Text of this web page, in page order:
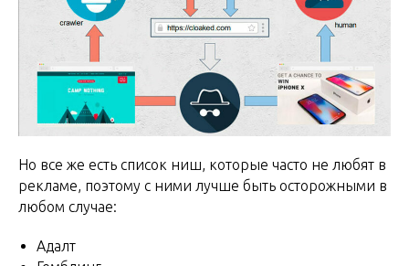
Но все же есть список ниш, которые часто не любят в
рекламе, поэтому с ними лучше быть осторожными в
любом случае:
Адалт